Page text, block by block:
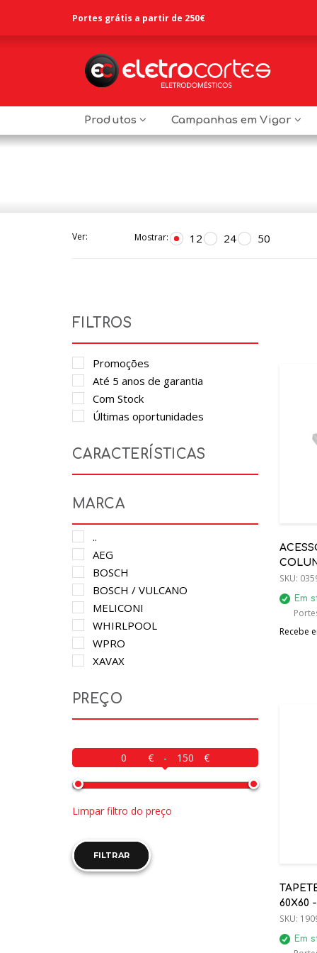
Portes grátis a partir de 250€
Produtos Campanhas em Vigor
Ver: Mostrar: 12 24 50
FILTROS
Promoções
Até 5 anos de garantia
Com Stock
Últimas oportunidades
CARACTERÍSTICAS
MARCA
..
AEG
BOSCH
BOSCH / VULCANO
MELICONI
WHIRLPOOL
WPRO
XAVAX
PREÇO
-
Limpar filtro do preço
FILTRAR
SKU:
Em
Recebe
60X60 -
SKU:
Em